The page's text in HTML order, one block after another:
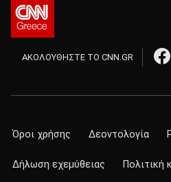
ΑΚΟΛΟΥΘΗΣΤΕ ΤΟ CNN.GR
Όροι χρήσης Δεοντολογία
Δήλωση εχεμύθειας Πολιτική